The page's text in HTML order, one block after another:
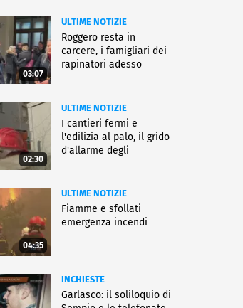
03:07
ULTIME NOTIZIE
Roggero resta in
carcere, i famigliari dei
rapinatori adesso
02:30
ULTIME NOTIZIE
I cantieri fermi e
l'edilizia al palo, il grido
d'allarme degli
04:35
ULTIME NOTIZIE
Fiamme e sfollati
emergenza incendi
INCHIESTE
Garlasco: il soliloquio di